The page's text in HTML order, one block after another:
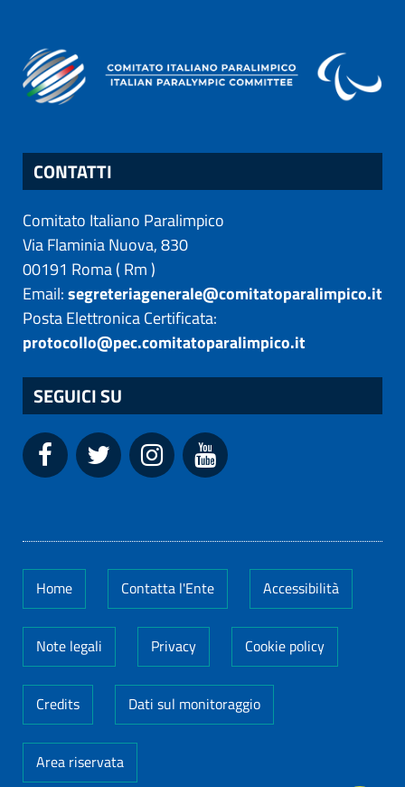
CONTATTI
Comitato Italiano Paralimpico
Via Flaminia Nuova, 830
00191 Roma( Rm)
Email:segreteriagenerale@comitatoparalimpico.it
Posta Elettronica Certificata:
protocollo@pec.comitatoparalimpico.it
SEGUICI SU
Home Contatta l'Ente Accessibilità
Note legali Privacy Cookie policy
Credits Dati sul monitoraggio
Area riservata